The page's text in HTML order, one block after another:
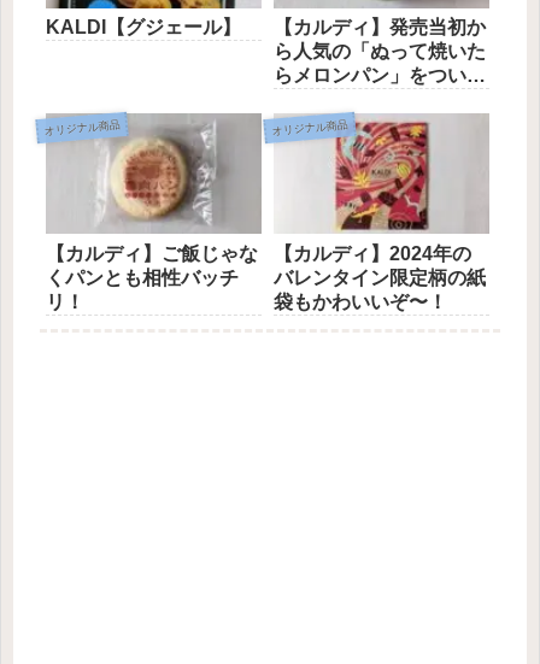
KALDI【グジェール】
【カルディ】発売当初か
ら人気の「ぬって焼いた
らメロンパン」をついに
オリジナル商品
【カルディ】ご飯じゃな
くパンとも相性バッチ
リ！
オリジナル商品
【カルディ】2024年の
バレンタイン限定柄の紙
袋もかわいいぞ〜！